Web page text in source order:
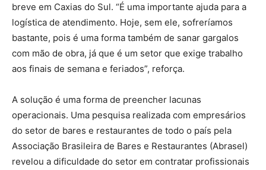
breve em Caxias do Sul. “É uma importante ajuda para a
logística de atendimento. Hoje, sem ele, sofreríamos
bastante, pois é uma forma também de sanar gargalos
com mão de obra, já que é um setor que exige trabalho
aos finais de semana e feriados”, reforça.
A solução é uma forma de preencher lacunas
operacionais. Uma pesquisa realizada com empresários
do setor de bares e restaurantes de todo o país pela
Associação Brasileira de Bares e Restaurantes (Abrasel)
revelou a dificuldade do setor em contratar profissionais